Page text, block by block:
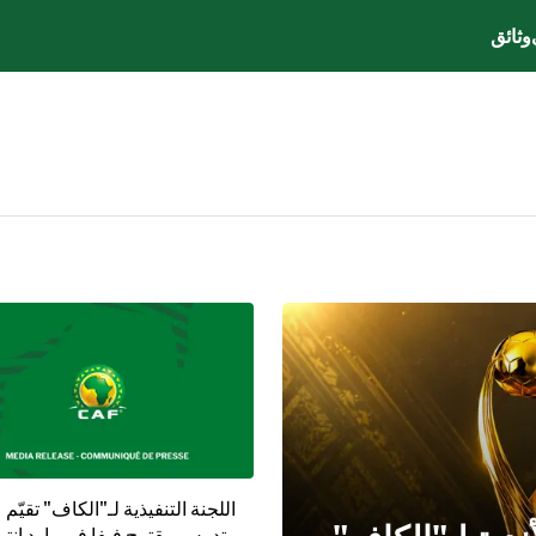
وثائق
اللجنة التنفيذية لـ"الكاف" تقيّم